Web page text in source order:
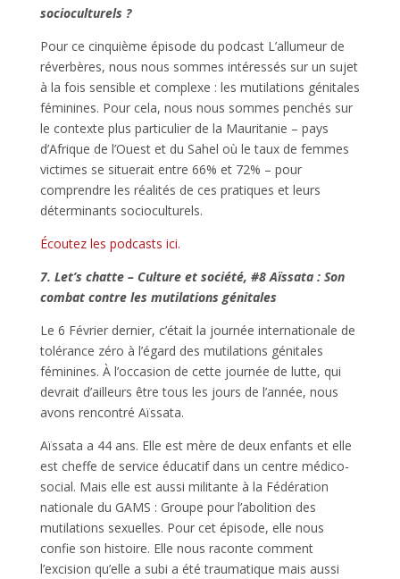
socioculturels ?
Pour ce cinquième épisode du podcast L’allumeur de
réverbères, nous nous sommes intéressés sur un sujet
à la fois sensible et complexe : les mutilations génitales
féminines. Pour cela, nous nous sommes penchés sur
le contexte plus particulier de la Mauritanie – pays
d’Afrique de l’Ouest et du Sahel où le taux de femmes
victimes se situerait entre 66% et 72% – pour
comprendre les réalités de ces pratiques et leurs
déterminants socioculturels.
Écoutez les podcasts ici.
7. Let’s chatte – Culture et société, #8 Aïssata : Son
combat contre les mutilations génitales
Le 6 Février dernier, c’était la journée internationale de
tolérance zéro à l’égard des mutilations génitales
féminines. À l’occasion de cette journée de lutte, qui
devrait d’ailleurs être tous les jours de l’année, nous
avons rencontré Aïssata.
Aïssata a 44 ans. Elle est mère de deux enfants et elle
est cheffe de service éducatif dans un centre médico-
social. Mais elle est aussi militante à la Fédération
nationale du GAMS : Groupe pour l’abolition des
mutilations sexuelles. Pour cet épisode, elle nous
confie son histoire. Elle nous raconte comment
l’excision qu’elle a subi a été traumatique mais aussi